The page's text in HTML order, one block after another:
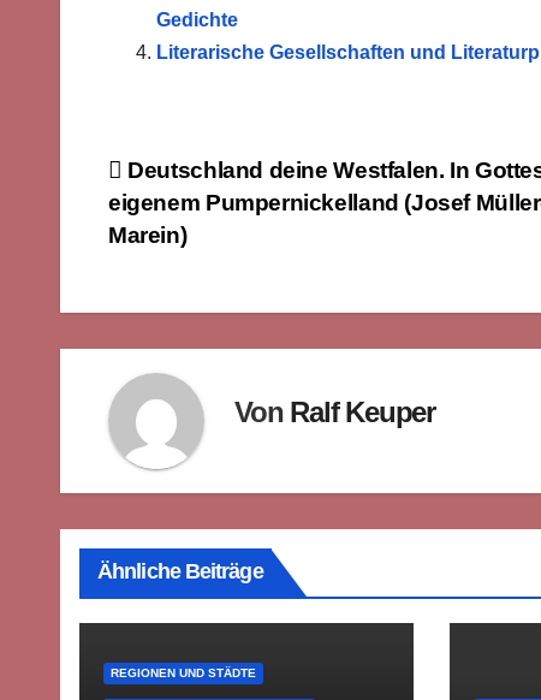
Gedichte
Literarische Gesellschaften und
Beitragsnavigation
Deutschland deine Westfalen. In
eigenem Pumpernickelland (Josef
Marein)
Von Ralf Keuper
Ähnliche Beiträge
REGIONEN UND STÄDTE